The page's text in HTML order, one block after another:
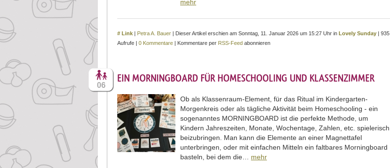
mehr
# Link | Petra A. Bauer | Dieser Artikel erschien am Sonntag, 11. Januar 2026 um 15:27 Uhr in Lovely Sunday | 935
Aufrufe | 0 Kommentare | Kommentare per RSS-Feed abonnieren
06
EIN MORNINGBOARD FÜR HOMESCHOOLING UND KLASSENZIMMER
Ob als Klassenraum-Element, für das Ritual im Kindergarten-
Morgenkreis oder als tägliche Aktivität beim Homeschooling - ein
sogenanntes MORNINGBOARD ist die perfekte Methode, um
Kindern Jahreszeiten, Monate, Wochentage, Zahlen, etc. spielerisch
beizubringen. Man kann die Elemente an einer Magnettafel
unterbringen, oder mit einfachen Mitteln ein faltbares Morningboard
basteln, bei dem die… mehr